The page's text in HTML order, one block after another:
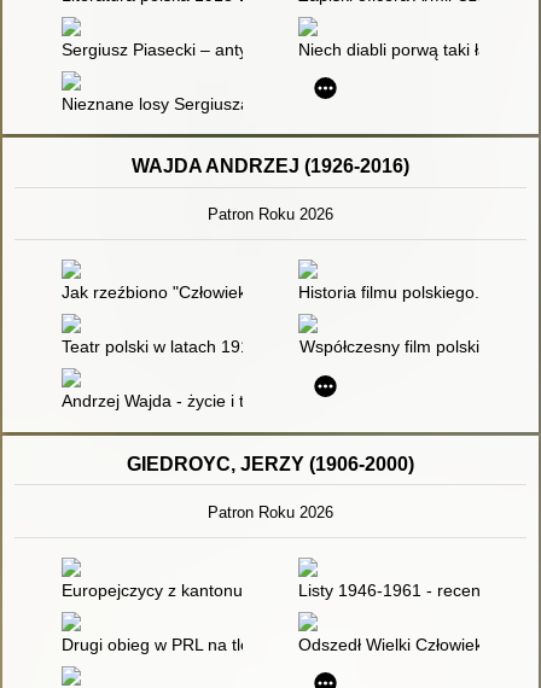
Sergiusz Piasecki – antykomunistaNiech diabli porwą taki ład :
Nieznane losy Sergiusza Piaseckiego] : fragment książki
WAJDA ANDRZEJ (1926-2016)
Patron Roku 2026
Jak rzeźbiono "Człowieka z marmuru"?Historia filmu polskiego. T. 3,
Teatr polski w latach 1918-1965. [Cz. 1],Współczesny film polski
Andrzej Wajda - życie i twórczość : scenariusz wystawy
GIEDROYC, JERZY (1906-2000)
Patron Roku 2026
Europejczycy z kantonu Polska : aktualność europejskiego
Listy 1946-1961 - recenzja]
Drugi obieg w PRL na tle samizdatu w państwach bloku
Odszedł Wielki Człowiek -